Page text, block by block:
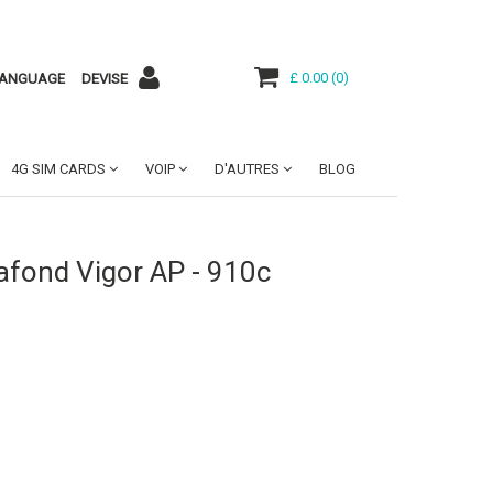
DEVISE £ 0.00 (0)
4G SIM CARDS VOIP D'AUTRES BLOG
Vigor AP - 910c